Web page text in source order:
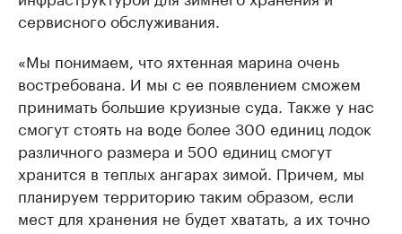
сервисного обслуживания.
«Мы понимаем, что яхтенная марина очень
востребована. И мы с ее появлением сможем
принимать большие круизные суда. Также у нас
смогут стоять на воде более 300 единиц лодок
различного размера и 500 единиц смогут
хранится в теплых ангарах зимой. Причем, мы
планируем территорию таким образом, если
мест для хранения не будет хватать, а их точно